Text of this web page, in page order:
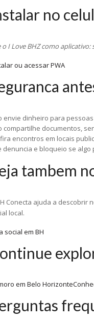
no
o I Love BHZ como
ou acessar PWA
envie dinheiro para
compartilhe documentos,
encontros em locais
denuncia e bloqueio se
tambem
Conecta ajuda a descobrir
local.
social em BH
em Belo Horizonte